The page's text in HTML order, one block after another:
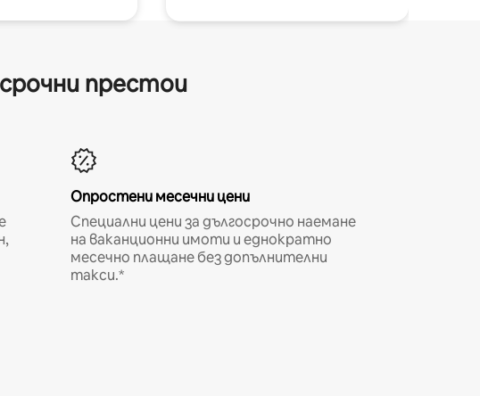
престои
Опростени месечни цени
Специални цени за дългосрочно наемане
на ваканционни имоти и еднократно
месечно плащане без допълнителни
такси.*